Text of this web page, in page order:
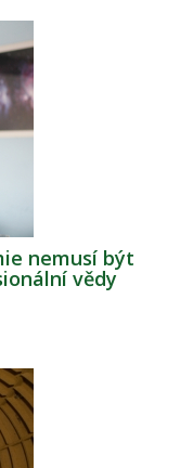
nemusí být
vědy